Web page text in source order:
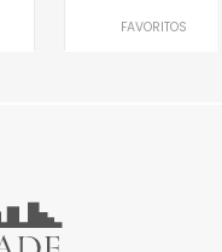
FAVORITOS